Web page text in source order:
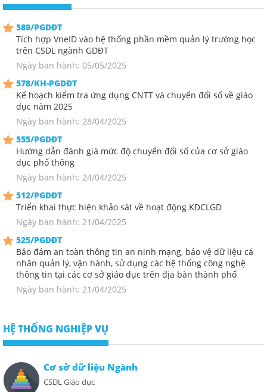
589/PGDĐT
Tích hợp VneID vào hệ thống phần mềm quản lý trường học
trên CSDL ngành GDĐT
Ngày ban hành: 05/05/2025
578/KH-PGDĐT
Kế hoạch kiểm tra ứng dụng CNTT và chuyển đổi số về giáo
dục năm 2025
Ngày ban hành: 28/04/2025
555/PGDĐT
Hướng dẫn đánh giá mức độ chuyển đổi số của cơ sở giáo
dục phổ thông
Ngày ban hành: 24/04/2025
512/PGDĐT
Triển khai thực hiện khảo sát về hoạt động KĐCLGD
Ngày ban hành: 21/04/2025
525/PGDĐT
Bảo đảm an toàn thông tin an ninh mạng, bảo vệ dữ liệu cá
nhân quản lý, vận hành, sử dụng các hệ thống công nghệ
thông tin tại các cơ sở giáo dục trên địa bàn thành phố
Ngày ban hành: 21/04/2025
HỆ THỐNG NGHIỆP VỤ
Cơ sở dữ liệu Ngành
CSDL Giáo dục